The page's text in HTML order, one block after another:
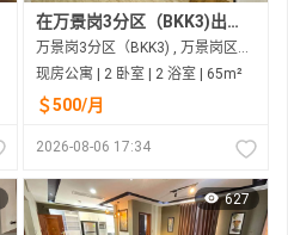
在万景岗3分区（BKK3)出租的现房公寓
万景岗3分区（BKK3) , 万景岗区（BKK) , 金边市
现房公寓 | 2 卧室 | 2 浴室 | 65m²
＄500/月
2026-08-06 17:34
627